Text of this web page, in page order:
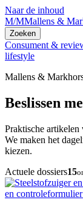
Naar de inhoud
M/MMallens &
Zoeken
Consument &
lifestyle
Mallens &
Beslissen
Praktische
We maken het
kiezen.
Actuele dossiers15